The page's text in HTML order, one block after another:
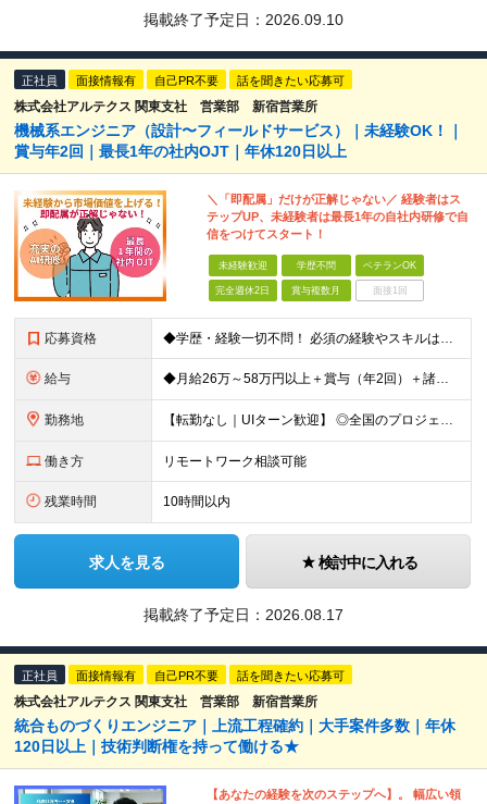
掲載終了予定日： 2026.09.10
正社員 面接情報有 自己PR不要 話を聞きたい応募可
株式会社アルテクス 関東支社 営業部 新宿営業所
機械系エンジニア（設計〜フィールドサービス）｜未経験OK！｜
賞与年2回｜最長1年の社内OJT｜年休120日以上
＼「即配属」だけが正解じゃない／ 経験者はス
テップUP、未経験者は最長1年の自社内研修で自
信をつけてスタート！
未経験歓迎 学歴不問 ベテランOK
完全週休2日 賞与複数月 面接1回
応募資格 ◆学歴・経験一切不問！ 必須の経験やスキルは特にありません！ 完全未経験者から経験者まで、幅広く募集！ インフラエンジニアや未経験ITエンジニアを目指していたが、実際に機械を触る方が好きだと気づいた方
給与 ◆月給26万～58万円以上＋賞与（年2回）＋諸手当 ◆年収350～450万円 ※経験や能力を考慮して優遇します ※残業代は別途全額支給します ※試用期間3ヶ月（期間中も待遇・条件に差異はございませ
勤務地 【転勤なし｜UIターン歓迎】 ◎全国のプロジェクト先へ配属 ※配属先は希望を考慮します ※お任せする業務の状況により転居を伴う就業の可能性はありますが、その際は希望を考慮します ※配属先や業務内容
働き方 リモートワーク相談可能
残業時間 10時間以内
求人を見る 検討中に入れる
掲載終了予定日： 2026.08.17
正社員 面接情報有 自己PR不要 話を聞きたい応募可
株式会社アルテクス 関東支社 営業部 新宿営業所
統合ものづくりエンジニア｜上流工程確約｜大手案件多数｜年休
120日以上｜技術判断権を持って働ける★
【あなたの経験を次のステップへ】。 幅広い領